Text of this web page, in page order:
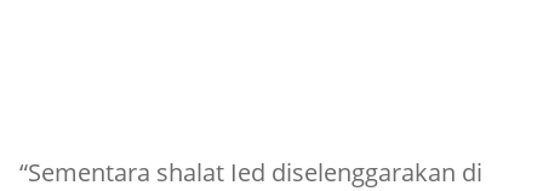
“Sementara shalat Ied diselenggarakan di